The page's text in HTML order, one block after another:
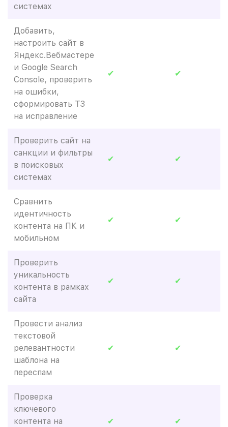
системах
Добавить,
настроить сайт в
Яндекс.Вебмастере
и Google Search
Console, проверить
на ошибки,
сформировать ТЗ
на исправление
✔ ✔
Проверить сайт на
санкции и фильтры
в поисковых
системах
✔ ✔
Сравнить
идентичность
контента на ПК и
мобильном
✔ ✔
Проверить
уникальность
контента в рамках
сайта
✔ ✔
Провести анализ
текстовой
релевантности
шаблона на
переспам
✔ ✔
Проверка
ключевого
контента на
✔ ✔